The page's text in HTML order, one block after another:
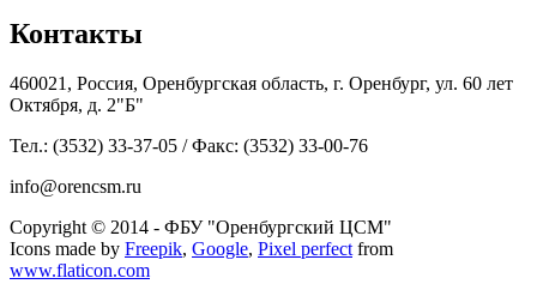
Контакты
460021, Россия, Оренбургская область, г. Оренбург, ул. 60 лет
Октября, д. 2"Б"
Тел.: (3532) 33-37-05 / Факс: (3532) 33-00-76
info@orencsm.ru
Copyright © 2014 - ФБУ "Оренбургский ЦСМ"
Icons made by Freepik, Google, Pixel perfectfrom
www.flaticon.com